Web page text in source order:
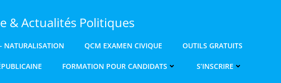
& Actualités Politiques
NATURALISATION QCM EXAMEN CIVIQUE OUTILS GRATUITS
FORMATION POUR CANDIDATS S’INSCRIRE